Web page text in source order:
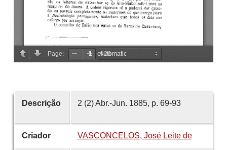
Descrição 2 (2) Abr.-Jun. 1885, p. 69-93
Criador VASCONCELOS, José Leite de